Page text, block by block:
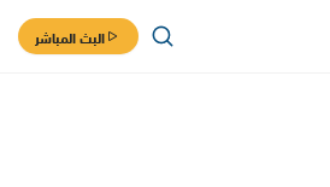
البث المباشر